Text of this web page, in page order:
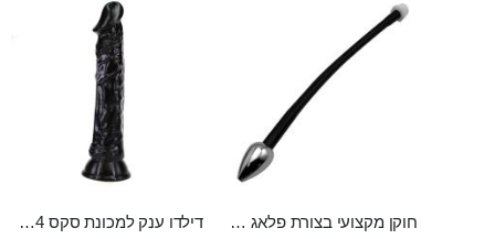
חוקן מקצועי בצורת פלאג 2.7 סמ רוחב עם צינור באורך 27 סמ המתחבר ישירות לדוש
דילדו ענק למכונת סקס 24 סמ אורך 4.5 סמ רוחב Knud